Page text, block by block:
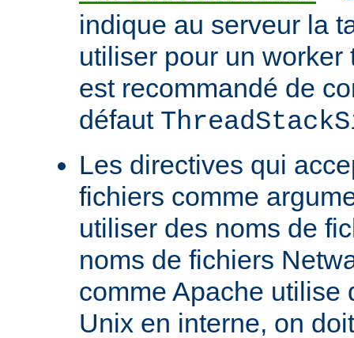
indique au serveur la
utiliser pour un
est recommandé de
défaut
Les directives qui
fichiers comme
utiliser des noms de
noms de fichiers
comme Apache utilise
Unix en interne, on